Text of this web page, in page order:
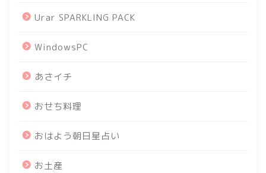
Urar SPARKLING PACK
WindowsPC
あさイチ
おせち料理
おはよう朝日星占い
お土産